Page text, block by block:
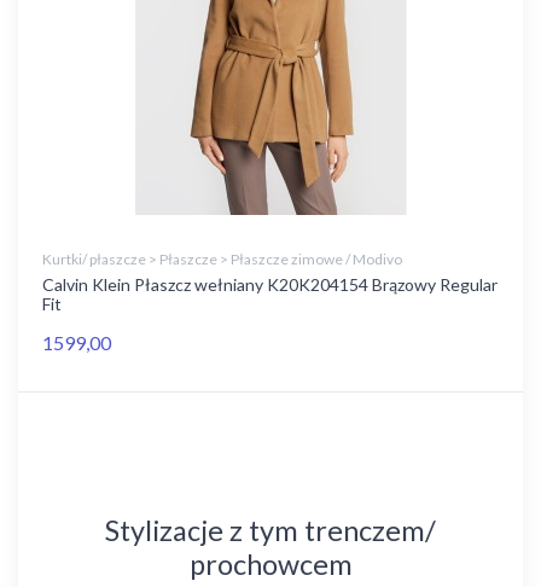
Kurtki/ płaszcze > Płaszcze > Płaszcze zimowe / Modivo
Calvin Klein Płaszcz wełniany K20K204154 Brązowy Regular
Fit
1599,00
Stylizacje z tym trenczem/
prochowcem